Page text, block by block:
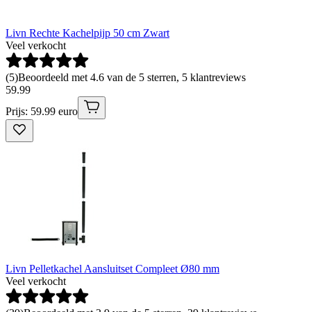
Livn Rechte Kachelpijp 50 cm Zwart
Veel verkocht
(5)Beoordeeld met 4.6 van de 5 sterren, 5 klantreviews
59.99
Prijs: 59.99 euro
Livn Pelletkachel Aansluitset Compleet Ø80 mm
Veel verkocht